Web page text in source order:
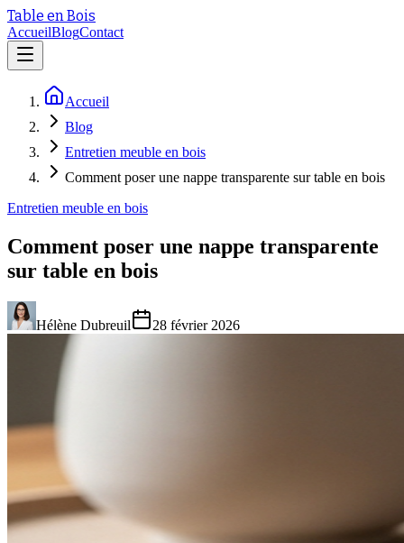
Table en Bois
AccueilBlogContact
Accueil
Blog
Entretien meuble en bois
Comment poser une nappe transparente sur table en bois
Entretien meuble en bois
Comment poser une nappe transparente
sur table en bois
Hélène Dubreuil 28 février 2026